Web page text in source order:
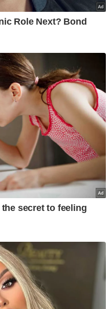
anda?
Etnik Sabah & Sarawak
0
Filipina